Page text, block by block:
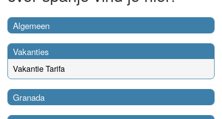
Algemeen
Vakanties
Vakantie Tarifa
Granada